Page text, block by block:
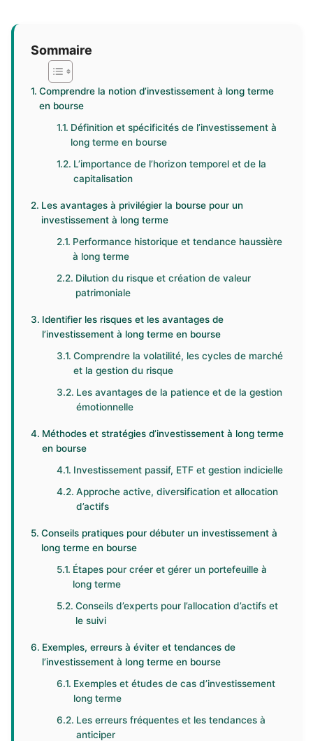
Sommaire
Comprendre la notion d’investissement à long terme
en bourse
Définition et spécificités de l’investissement à
long terme en bourse
L’importance de l’horizon temporel et de la
capitalisation
Les avantages à privilégier la bourse pour un
investissement à long terme
Performance historique et tendance haussière
à long terme
Dilution du risque et création de valeur
patrimoniale
Identifier les risques et les avantages de
l’investissement à long terme en bourse
Comprendre la volatilité, les cycles de marché
et la gestion du risque
Les avantages de la patience et de la gestion
émotionnelle
Méthodes et stratégies d’investissement à long terme
en bourse
Investissement passif, ETF et gestion indicielle
Approche active, diversification et allocation
d’actifs
Conseils pratiques pour débuter un investissement à
long terme en bourse
Étapes pour créer et gérer un portefeuille à
long terme
Conseils d’experts pour l’allocation d’actifs et
le suivi
Exemples, erreurs à éviter et tendances de
l’investissement à long terme en bourse
Exemples et études de cas d’investissement
long terme
Les erreurs fréquentes et les tendances à
anticiper